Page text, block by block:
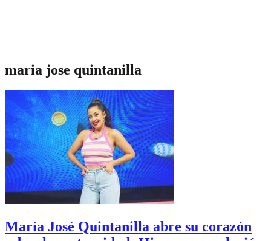
maria jose quintanilla
María José Quintanilla abre su corazón